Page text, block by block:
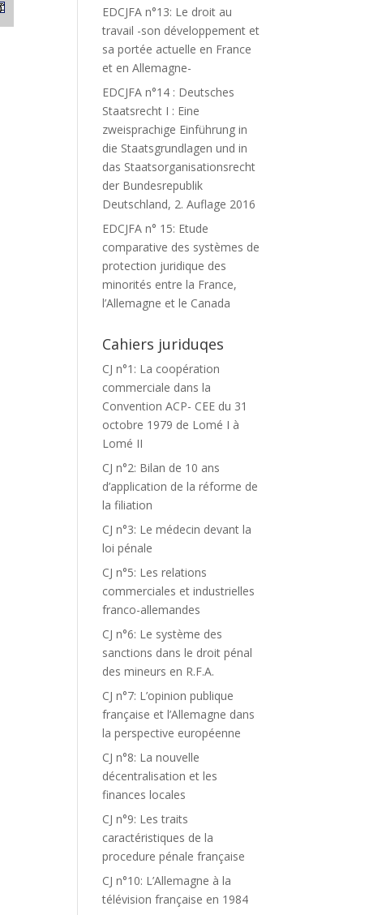
EDCJFA n°13: Le droit au
travail -son développement et
sa portée actuelle en France
et en Allemagne-
EDCJFA n°14 : Deutsches
Staatsrecht I : Eine
zweisprachige Einführung in
die Staatsgrundlagen und in
das Staatsorganisationsrecht
der Bundesrepublik
Deutschland, 2. Auflage 2016
EDCJFA n° 15: Etude
comparative des systèmes de
protection juridique des
minorités entre la France,
l’Allemagne et le Canada
Cahiers juriduqes
CJ n°1: La coopération
commerciale dans la
Convention ACP- CEE du 31
octobre 1979 de Lomé I à
Lomé II
CJ n°2: Bilan de 10 ans
d’application de la réforme de
la filiation
CJ n°3: Le médecin devant la
loi pénale
CJ n°5: Les relations
commerciales et industrielles
franco-allemandes
CJ n°6: Le système des
sanctions dans le droit pénal
des mineurs en R.F.A.
CJ n°7: L’opinion publique
française et l’Allemagne dans
la perspective européenne
CJ n°8: La nouvelle
décentralisation et les
finances locales
CJ n°9: Les traits
caractéristiques de la
procedure pénale française
CJ n°10: L’Allemagne à la
télévision française en 1984